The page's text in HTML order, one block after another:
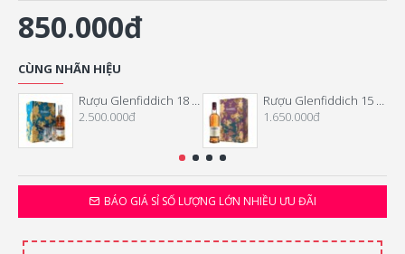
850.000đ
BÁO GIÁ SỈ SỐ LƯỢNG LỚN NHIỀU ƯU ĐÃI
CÙNG NHÃN HIỆU
Rượu Glenfiddich 18 Năm Hộp Quà Tết 2026
2.500.000đ
Rượu Glenfiddich 15 Năm Hộp Quà Tết 2026
1.650.000đ